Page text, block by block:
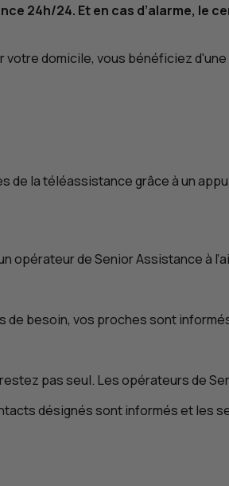
24h/24. Et en cas d’alarme, le
domicile, vous bénéficiez
de la téléassistance grâce à un
opérateur de Senior Assistance à
de besoin, vos proches sont
pas seul. Les opérateurs de
désignés sont informés et les